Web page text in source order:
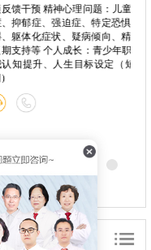
精神心理问题：儿童青少年焦
、强迫症、特定恐惧症、睡眠
症状、疑病倾向、精神分裂症
个人成长：青少年职业规划、
、人生目标设定（短期/中期/